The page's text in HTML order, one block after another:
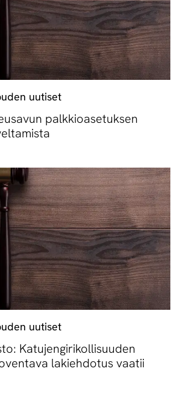
uutiset
palkkioasetuksen
uutiset
Katujengirikollisuuden
lakiehdotus vaatii